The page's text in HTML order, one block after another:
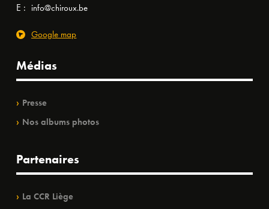
E : info@chiroux.be
Google map
Médias
Presse
Nos albums photos
Partenaires
La CCR Liège